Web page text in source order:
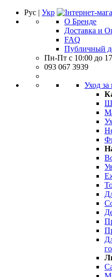
Рус | Укр
О Бренде
Доставка и
FAQ
Публичный
Пн-Пт с 10:00 до
093 067 3939
Уход за